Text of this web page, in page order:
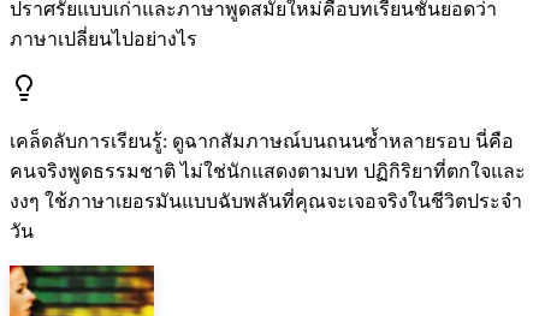
ปราศรัยแบบเก่าและภาษาพูดสมัยใหม่คือบทเรียนชั้นยอดว่า
ภาษาเปลี่ยนไปอย่างไร
เคล็ดลับการเรียนรู้: ดูฉากสัมภาษณ์บนถนนซ้ำหลายรอบ นี่คือ
คนจริงพูดธรรมชาติ ไม่ใช่นักแสดงตามบท ปฏิกิริยาที่ตกใจและ
งงๆ ใช้ภาษาเยอรมันแบบฉับพลันที่คุณจะเจอจริงในชีวิตประจำ
วัน